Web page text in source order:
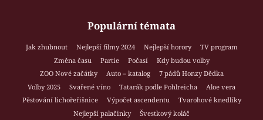
Populární témata
Jak zhubnout Nejlepší filmy 2024 Nejlepší horory
TV program
Změna času
Partie Počasí
Kdy budou volby
ZOO Nové začátky
Auto – katalog
7 pádů Honzy Dědka
Volby 2025
Svařené víno Tatarák podle Pohlreicha
Aloe vera
Pěstování lichořeřišnice
Výpočet ascendentu
Tvarohové knedlíky
Nejlepší palačinky
Švestkový koláč